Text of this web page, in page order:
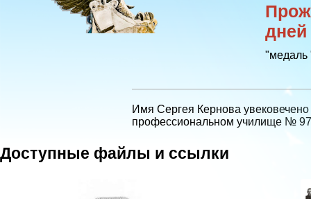
дней
Имя Сергея Кернова
профессиональном училище
Доступные файлы и ссылки